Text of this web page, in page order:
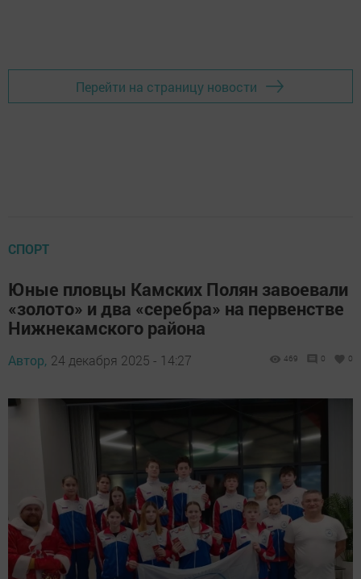
Перейти на страницу новости
СПОРТ
Юные пловцы Камских Полян завоевали
«золото» и два «серебра» на первенстве
Нижнекамского района
Автор, 24 декабря 2025 - 14:27 469 0 0